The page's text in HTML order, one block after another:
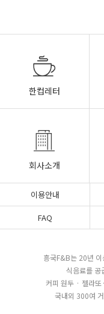
한컵레터
회사소개
이용안내
FAQ
흥국F&B는 20년
식음료를 공
커피 원두 · 젤라
국내외 300여